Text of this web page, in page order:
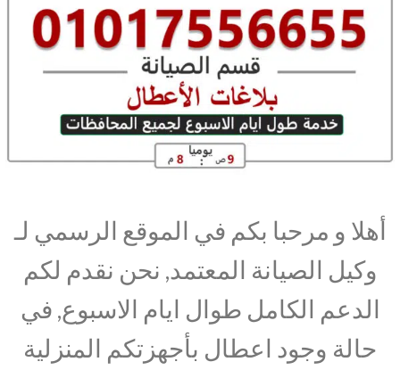
أهلا و مرحبا بكم في الموقع الرسمي لـ
وكيل الصيانة المعتمد, نحن نقدم لكم
الدعم الكامل طوال ايام الاسبوع, في
حالة وجود اعطال بأجهزتكم المنزلية